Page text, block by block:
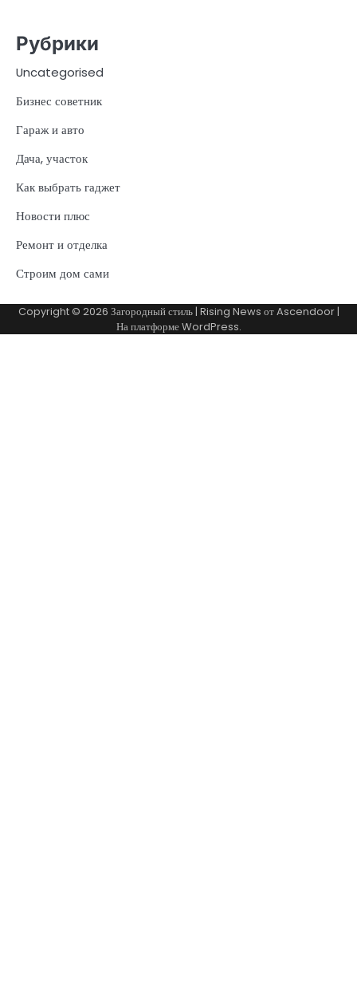
Рубрики
Uncategorised
Бизнес советник
Гараж и авто
Дача, участок
Как выбрать гаджет
Новости плюс
Ремонт и отделка
Строим дом сами
Copyright © 2026 Загородный стиль| Rising News отAscendoor|
На платформеWordPress.